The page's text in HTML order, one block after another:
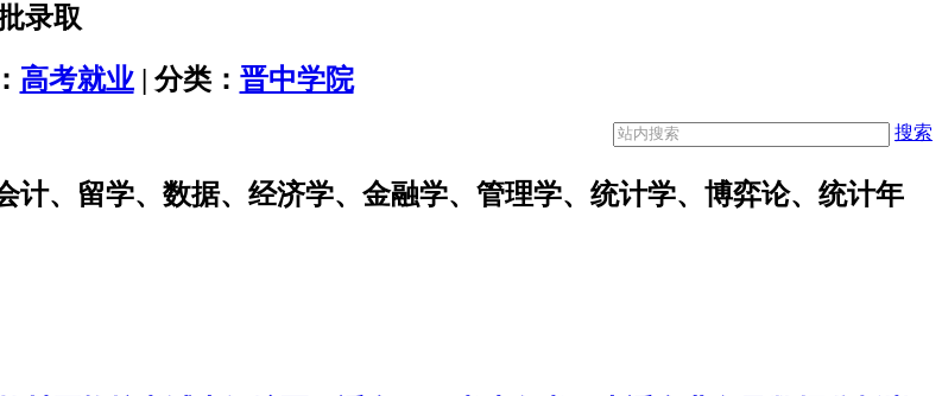
录取
高考就业| 分类： 晋中学院
搜索
计、留学、数据、经济学、金融学、管理学、统计学、博弈论、统计年